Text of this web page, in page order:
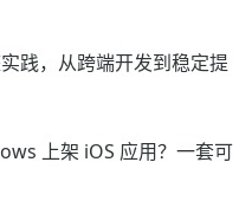
践，从跨端开发到稳定提
上架 iOS 应用？一套可